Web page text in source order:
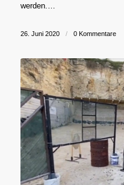
werden.…
26. Juni 2020 / 0 Kommentare